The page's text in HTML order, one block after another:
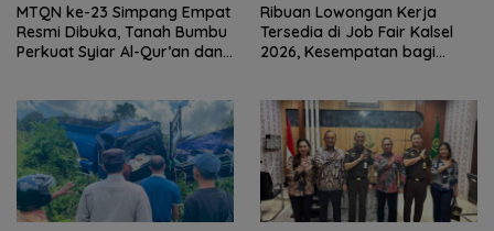
MTQN ke-23 Simpang Empat
Resmi Dibuka, Tanah Bumbu
Perkuat Syiar Al-Qur’an dan
Ribuan Lowongan Kerja
Tersedia di Job Fair Kalsel
2026, Kesempatan bagi